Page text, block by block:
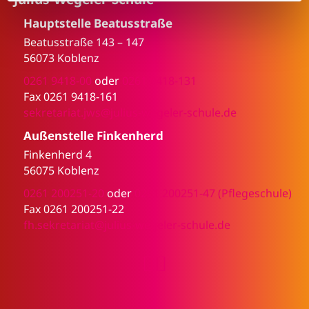
Hauptstelle Beatusstraße
Beatusstraße 143 – 147
56073 Koblenz
0261 9418-00 oder
0261 9418-131
Fax 0261 9418-161
sekretariat.jws@julius-wegeler-schule.de
Außenstelle Finkenherd
Finkenherd 4
56075 Koblenz
0261 200251-20 oder
0261 200251-47 (Pflegeschule)
Fax 0261 200251-22
fh.sekretariat@julius-wegeler-schule.de